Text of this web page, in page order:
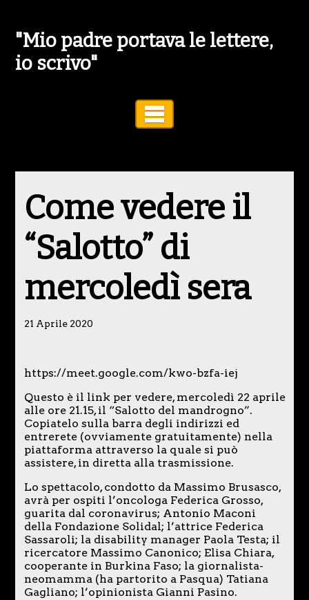
"Mio padre portava le lettere,
io scrivo"
Come vedere il
“Salotto” di
mercoledì sera
21 Aprile 2020
https://meet.google.com/kwo-bzfa-iej
Questo è il link per vedere, mercoledì 22 aprile
alle ore 21.15, il “Salotto del mandrogno”.
Copiatelo sulla barra degli indirizzi ed
entrerete (ovviamente gratuitamente) nella
piattaforma attraverso la quale si può
assistere, in diretta alla trasmissione.
Lo spettacolo, condotto da Massimo Brusasco,
avrà per ospiti l’oncologa Federica Grosso,
guarita dal coronavirus; Antonio Maconi
della Fondazione Solidal; l’attrice Federica
Sassaroli; la disability manager Paola Testa; il
ricercatore Massimo Canonico; Elisa Chiara,
cooperante in Burkina Faso; la giornalista-
neomamma (ha partorito a Pasqua) Tatiana
Gagliano; l’opinionista Gianni Pasino.